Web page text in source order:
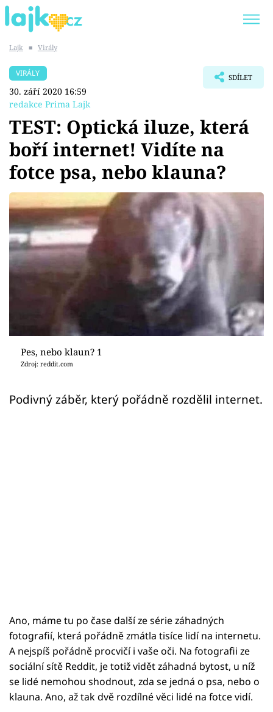
SHOPAHOLICADEL
Témata
Showbyznys
Youtubeři
Virály
Sex a vztahy
Sledujte prima+
Přihlášení
Lajk ■ Virály
VIRÁLY
30. září 2020 16:59
redakce Prima Lajk
SDÍLET
TEST: Optická iluze, která
boří internet! Vidíte na
fotce psa, nebo klauna?
Pes, nebo klaun? 1
Zdroj: reddit.com
Podivný záběr, který pořádně rozdělil internet.
Ano, máme tu po čase další ze série záhadných
fotografií, která pořádně zmátla tisíce lidí na internetu.
A nejspíš pořádně procvičí i vaše oči. Na fotografii ze
sociální sítě Reddit, je totiž vidět záhadná bytost, u níž
se lidé nemohou shodnout, zda se jedná o psa, nebo o
klauna. Ano, až tak dvě rozdílné věci lidé na fotce vidí.